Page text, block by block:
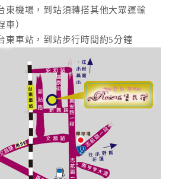
東機場，到站須轉搭其他大眾運輸
車）
東車站，到站步行時間約5分鐘